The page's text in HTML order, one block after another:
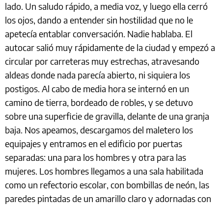
lado. Un saludo rápido, a media voz, y luego ella cerró
los ojos, dando a entender sin hostilidad que no le
apetecía entablar conversación. Nadie hablaba. El
autocar salió muy rápidamente de la ciudad y empezó a
circular por carreteras muy estrechas, atravesando
aldeas donde nada parecía abierto, ni siquiera los
postigos. Al cabo de media hora se internó en un
camino de tierra, bordeado de robles, y se detuvo
sobre una superficie de gravilla, delante de una granja
baja. Nos apeamos, descargamos del maletero los
equipajes y entramos en el edificio por puertas
separadas: una para los hombres y otra para las
mujeres. Los hombres llegamos a una sala habilitada
como un refectorio escolar, con bombillas de neón, las
paredes pintadas de un amarillo claro y adornadas con